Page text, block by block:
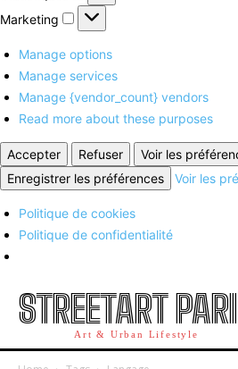
Marketing
Marketing
Manage options
Manage services
Manage {vendor_count} vendors
Read more about these purposes
Accepter Refuser
Voir les
Enregistrer les préférences
Voir les
Politique de cookies
Politique de confidentialité
STREETART
Art & Urban Lifestyle